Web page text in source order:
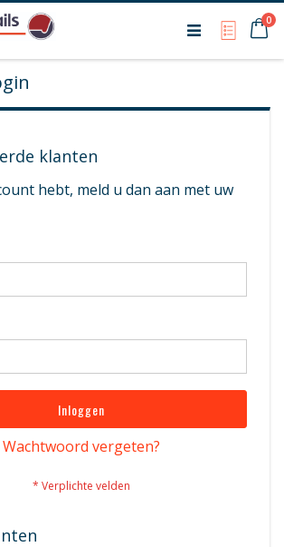
My0
klanten
hebt, meld u dan aan met uw
Inloggen
Wachtwoord vergeten?